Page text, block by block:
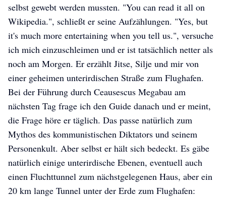
selbst gewebt werden mussten. "You can read it all on
Wikipedia.", schließt er seine Aufzählungen. "Yes, but
it's much more entertaining when you tell us.", versuche
ich mich einzuschleimen und er ist tatsächlich netter als
noch am Morgen. Er erzählt Jitse, Silje und mir von
einer geheimen unterirdischen Straße zum Flughafen.
Bei der Führung durch Ceausescus Megabau am
nächsten Tag frage ich den Guide danach und er meint,
die Frage höre er täglich. Das passe natürlich zum
Mythos des kommunistischen Diktators und seinem
Personenkult. Aber selbst er hält sich bedeckt. Es gäbe
natürlich einige unterirdische Ebenen, eventuell auch
einen Fluchttunnel zum nächstgelegenen Haus, aber ein
20 km lange Tunnel unter der Erde zum Flughafen: